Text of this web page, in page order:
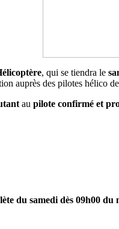
, qui se tiendra le
auprès des pilotes hélico
au pilote confirmé et
du samedi dès 09h00 du